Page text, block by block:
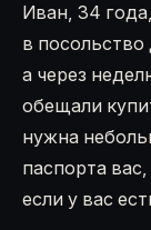
Иван, 34
в
а через
обещали
нужна
паспорта
если у вас